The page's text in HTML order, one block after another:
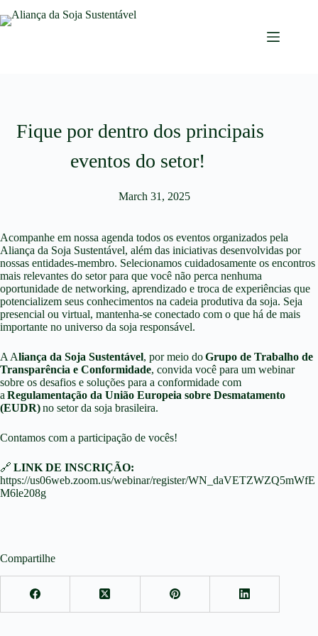
Fique por dentro dos principais
eventos do setor!
March 31, 2025
Acompanhe em nossa agenda todos os eventos organizados pela
Aliança da Soja Sustentável, além das iniciativas desenvolvidas por
nossas entidades-membro. Selecionamos cuidadosamente os encontros
mais relevantes do setor para que você não perca nenhuma
oportunidade de networking, aprendizado e troca de experiências que
potencializem seus conhecimentos na cadeia produtiva da soja. Seja
presencial ou virtual, mantenha-se conectado com o que há de mais
importante no universo da soja responsável.
A Aliança da Soja Sustentável, por meio doGrupo de Trabalho de
Transparência e Conformidade, convida você para um webinar
sobre os desafios e soluções para a conformidade com
a Regulamentação da União Europeia sobre Desmatamento
(EUDR)no setor da soja brasileira.
Contamos com a participação de vocês!
🔗 LINK DE INSCRIÇÃO:
https://us06web.zoom.us/webinar/register/WN_daVETZWZQ5mWfE
M6le208g
Compartilhe